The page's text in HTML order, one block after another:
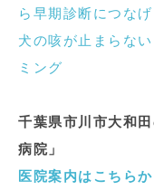
ら早期診断につなげ
犬の咳が止まらな
ミング
千葉県市川市大和
病院」
医院案内はこちらか